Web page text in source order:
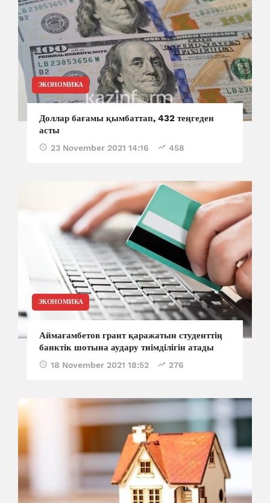
ЭКОНОМИКА
Доллар бағамы қымбаттап, 432 теңгеден
асты
23 November 2021 14:16 458
ЭКОНОМИКА
Аймағамбетов грант қаражатын студенттің
банктік шотына аудару тиімділігін атады
18 November 2021 18:52 276